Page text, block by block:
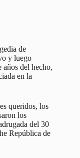
de
y luego
años del hecho,
en la
queridos, los
los
del 30
República de